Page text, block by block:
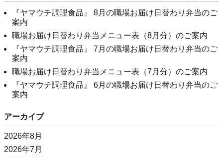
『ヤマウチ調理食品』 8月の職場お届け日替わり弁当のご
案内
職場お届け日替わり弁当メニュー表（8月分）のご案内
『ヤマウチ調理食品』 7月の職場お届け日替わり弁当のご
案内
職場お届け日替わり弁当メニュー表（7月分）のご案内
『ヤマウチ調理食品』 6月の職場お届け日替わり弁当のご
案内
アーカイブ
2026年8月
2026年7月